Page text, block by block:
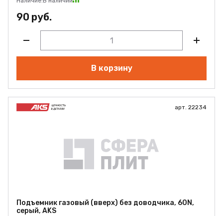
90 руб.
В корзину
арт. 22234
Подъемник газовый (вверх) без доводчика, 60N,
серый, AKS